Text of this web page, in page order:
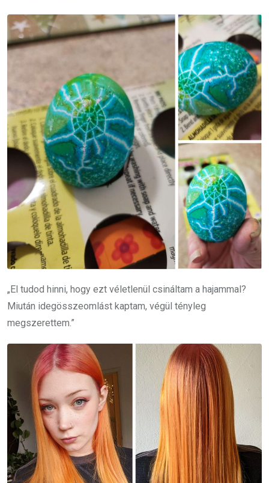
„El tudod hinni, hogy ezt véletlenül csináltam a hajammal?
Miután idegösszeomlást kaptam, végül tényleg
megszerettem.”